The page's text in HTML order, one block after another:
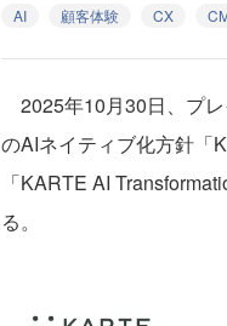
AI 顧客体験 CX
2025年10月30日、プ
のAIネイティブ化方針「
「KARTE AI
る。